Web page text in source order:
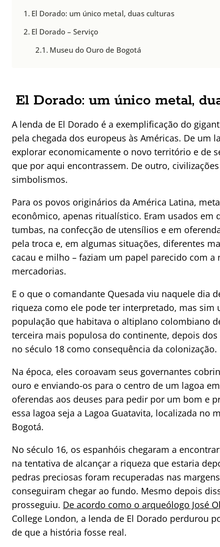
El Dorado: um único metal, duas culturas
El Dorado – Serviço
Museu do Ouro de Bogotá
El Dorado: um único metal,
A lenda de El Dorado é a exemplificação do
pela chegada dos europeus às Américas. De um
explorar economicamente o novo território e de
que por aqui encontrassem. De outro,
simbolismos.
Para os povos originários da América Latina,
econômico, apenas ritualístico. Eram usados em
tumbas, na confecção de utensílios e em
pela troca e, em algumas situações, diferentes
cacau e milho – faziam um papel parecido com
mercadorias.
E o que o comandante Quesada viu naquele dia
riqueza como ele pode ter interpretado, mas
população que habitava o altiplano colombiano
terceira mais populosa do continente, depois dos
no século 18 como consequência da colonização.
Na época, eles coroavam seus governantes
ouro e enviando-os para o centro de um lagoa
oferendas aos deuses para pedir por um bom e
essa lagoa seja a Lagoa Guatavita, localizada no
Bogotá.
No século 16, os espanhóis chegaram a
na tentativa de alcançar a riqueza que estaria
pedras preciosas foram recuperadas nas
conseguiram chegar ao fundo. Mesmo depois
prosseguiu. De acordo como o arqueólogo José
College London, a lenda de El Dorado perdurou
de que a história fosse real.